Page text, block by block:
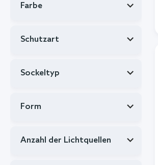
Farbe
Schutzart
Sockeltyp
Form
Anzahl der Lichtquellen